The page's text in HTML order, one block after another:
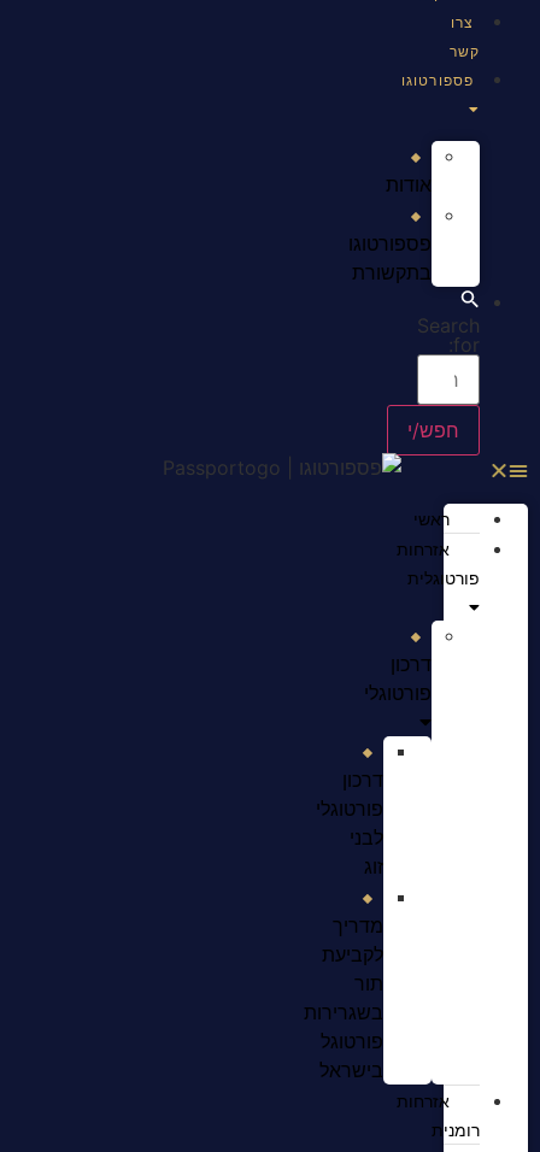
צרו
קשר
פספורטוגו
אודות
פספורטוגו
בתקשורת
Search
for:
ראשי
אזרחות
פורטוגלית
דרכון
פורטוגלי
דרכון
פורטוגלי
לבני
זוג
מדריך
לקביעת
תור
בשגרירות
פורטוגל
בישראל
אזרחות
רומנית